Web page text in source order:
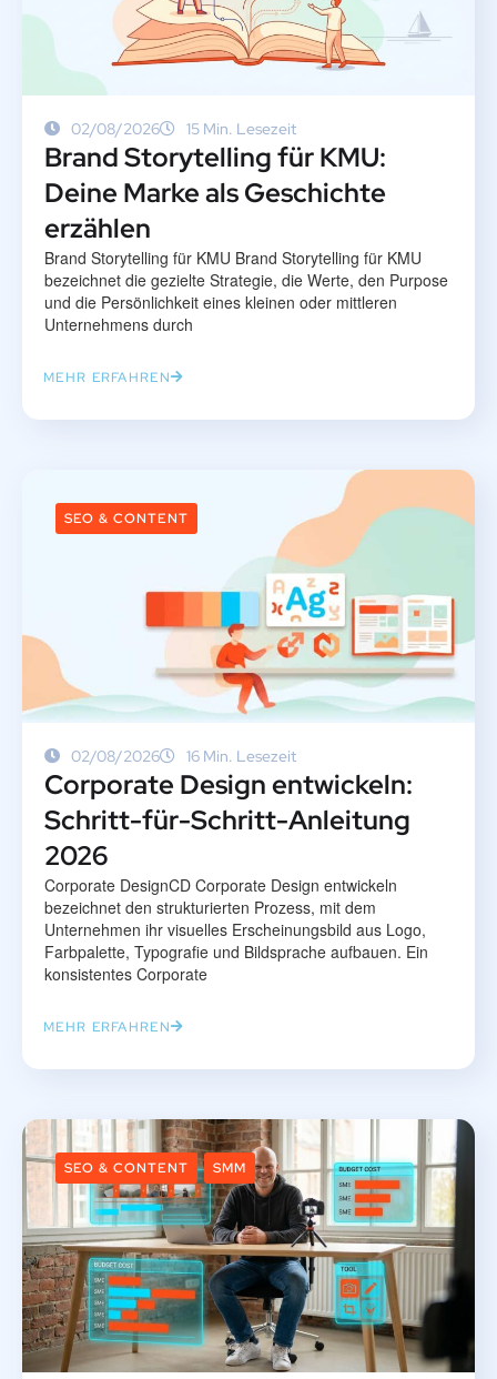
02/08/2026 15 Min. Lesezeit
Brand Storytelling für KMU:
Deine Marke als Geschichte
erzählen
Brand Storytelling für KMU Brand Storytelling für KMU
bezeichnet die gezielte Strategie, die Werte, den Purpose
und die Persönlichkeit eines kleinen oder mittleren
Unternehmens durch
MEHR ERFAHREN
SEO & CONTENT
02/08/2026 16 Min. Lesezeit
Corporate Design entwickeln:
Schritt-für-Schritt-Anleitung
2026
Corporate DesignCD Corporate Design entwickeln
bezeichnet den strukturierten Prozess, mit dem
Unternehmen ihr visuelles Erscheinungsbild aus Logo,
Farbpalette, Typografie und Bildsprache aufbauen. Ein
konsistentes Corporate
MEHR ERFAHREN
SEO & CONTENT SMM